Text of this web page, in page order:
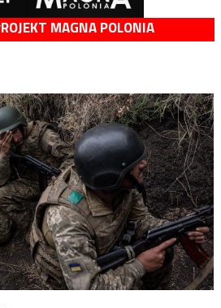
MAGNA POLONIA